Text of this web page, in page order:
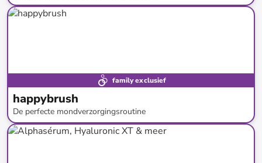
tot-59%*
family exclusief
happybrush
De perfecte mondverzorgingsroutine
tot-45%*